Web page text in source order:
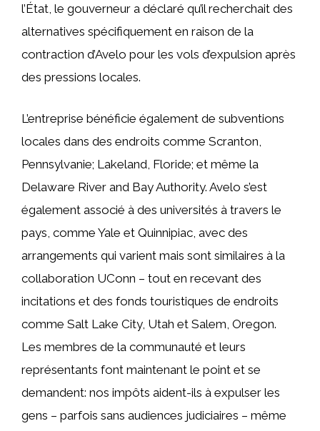
l’État, le gouverneur a déclaré qu’il recherchait des
alternatives spécifiquement en raison de la
contraction d’Avelo pour les vols d’expulsion après
des pressions locales.
L’entreprise bénéficie également de subventions
locales dans des endroits comme Scranton,
Pennsylvanie; Lakeland, Floride; et même la
Delaware River and Bay Authority. Avelo s’est
également associé à des universités à travers le
pays, comme Yale et Quinnipiac, avec des
arrangements qui varient mais sont similaires à la
collaboration UConn – tout en recevant des
incitations et des fonds touristiques de endroits
comme Salt Lake City, Utah et Salem, Oregon.
Les membres de la communauté et leurs
représentants font maintenant le point et se
demandent: nos impôts aident-ils à expulser les
gens – parfois sans audiences judiciaires – même